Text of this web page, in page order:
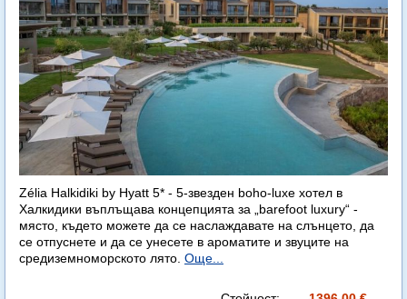
Zélia Halkidiki by Hyatt 5* - 5-звезден boho-luxe хотел в
Халкидики въплъщава концепцията за „barefoot luxury“ -
място, където можете да се наслаждавате на слънцето, да
се отпуснете и да се унесете в ароматите и звуците на
средиземноморското лято. Още...